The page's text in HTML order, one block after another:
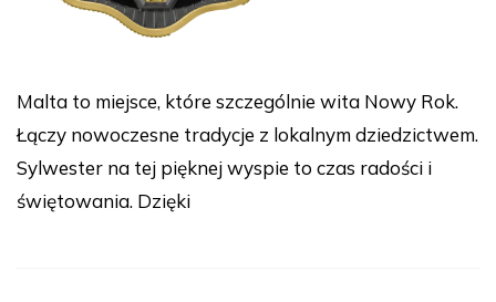
Malta to miejsce, które szczególnie wita Nowy Rok.
Łączy nowoczesne tradycje z lokalnym dziedzictwem.
Sylwester na tej pięknej wyspie to czas radości i
świętowania. Dzięki